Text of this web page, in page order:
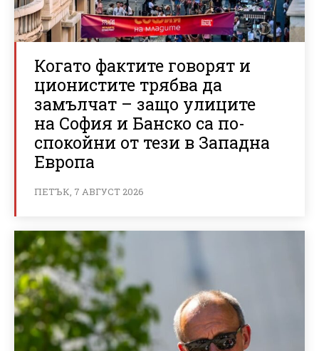
Когато фактите говорят и
ционистите трябва да
замълчат – защо улиците
на София и Банско са по-
спокойни от тези в Западна
Европа
ПЕТЪК, 7 АВГУСТ 2026